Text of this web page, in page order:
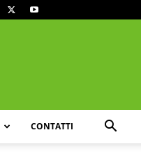
CONTATTI